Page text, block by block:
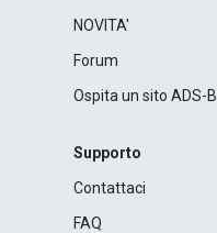
NOVITA'
Forum
Ospita un sito ADS-B
Supporto
Contattaci
FAQ